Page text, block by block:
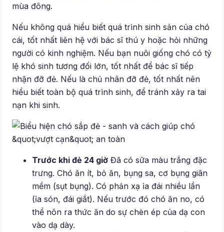
mùa đông.
Nếu không quá hiểu biết quá trình sinh sản của chó
cái, tốt nhất liên hệ với bác sĩ thú y hoặc hỏi những
người có kinh nghiệm. Nếu bạn nuôi giống chó có tỷ
lệ khó sinh tương đối lớn, tốt nhất để bác sĩ tiếp
nhận đỡ đẻ. Nếu là chủ nhân đỡ đẻ, tốt nhất nên
hiểu biết toàn bộ quá trình sinh, để tránh xảy ra tai
nạn khi sinh.
Trước khi đẻ 24 giờ Đã có sữa màu trắng đặc
trưng. Chó ăn ít, bỏ ăn, bụng sa, cơ bụng giãn
mềm (sụt bụng). Có phản xạ ỉa đái nhiều lần
(ỉa són, đái giắt). Nếu trước đó chó ăn no, có
thể nôn ra thức ăn do sự chèn ép của dạ con
vào dạ dày.